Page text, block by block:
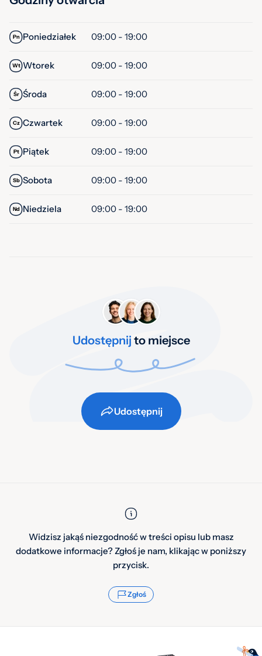
Pn Poniedziałek 09:00 - 19:00
Wt Wtorek 09:00 - 19:00
Śr Środa 09:00 - 19:00
Cz Czwartek 09:00 - 19:00
Pt Piątek 09:00 - 19:00
Sb Sobota 09:00 - 19:00
Nd Niedziela 09:00 - 19:00
Udostępnij to miejsce
Udostępnij
Widzisz jakąś niezgodność w treści opisu lub masz
dodatkowe informacje? Zgłoś je nam, klikając w poniższy
przycisk.
Zgłoś